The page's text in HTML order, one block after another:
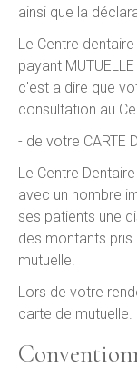
ainsi que la
Le Centre
payant
c'est a dire que
consultation au
- de votre CARTE
Le Centre
avec un nombre
ses patients une
des montants
mutuelle.
Lors de votre
carte de mutuelle.